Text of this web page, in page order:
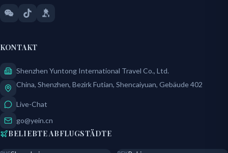
KONTAKT
Shenzhen Yuntong International Travel Co., Ltd.
China, Shenzhen, Bezirk Futian, Shencaiyuan, Gebäude 402
Live-Chat
go@yein.cn
BELIEBTE ABFLUGSTÄDTE